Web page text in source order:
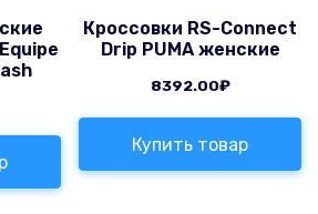
Кроссовки RS-Connect
Drip PUMA женские
8392.00₽
Купить товар